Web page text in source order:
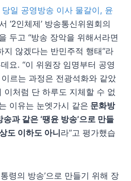
일 공영방송 이사 물갈이, 윤
‘2인체제’ 방송통신위원회의
두고 “방송 장악을 위해서라면
지 않겠다는 반민주적 행태”라
요. “이 위원장 임명부터 공영
이르는 과정은 전광석화와 같았
이처럼 단 하루도 지체할 수 없
이유는 눈엣가시 같은 문화방
과 같은 ‘땡윤 방송’으로 만들
도 이하도 아니라”고 평가했습
령의 방송’으로 만들기 위해 장